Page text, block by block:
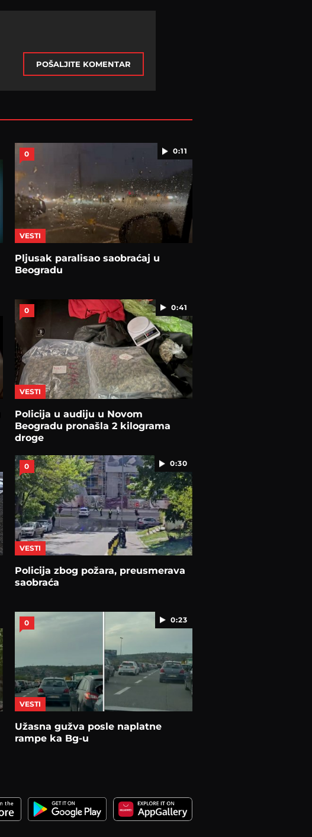
POŠALJITE KOMENTAR
0:11
0
VESTI
Pljusak paralisao saobraćaj u
Beogradu
0:41
0
VESTI
Policija u audiju u Novom
Beogradu pronašla 2 kilograma
droge
0:30
0
VESTI
Policija zbog požara, preusmerava
saobraća
0:23
0
VESTI
Užasna gužva posle naplatne
rampe ka Bg-u